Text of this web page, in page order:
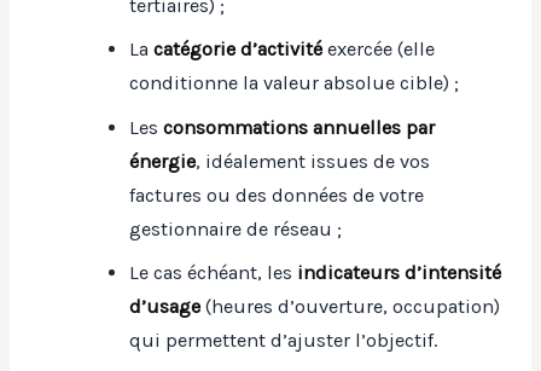
tertiaires) ;
Lacatégorie d’activité exercée (elle
conditionne la valeur absolue cible) ;
Lesconsommations annuelles par
énergie, idéalement issues de vos
factures ou des données de votre
gestionnaire de réseau ;
Le cas échéant, les indicateurs d’intensité
d’usage (heures d’ouverture, occupation)
qui permettent d’ajuster l’objectif.